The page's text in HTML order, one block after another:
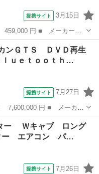
提携サイト 3月15日
グレード名： イージ
ル ＥＴＣ キーレス電動
ンＧＴＳ ＤＶＤ再生
ｕｅｔｏｏｔｈ…
提携サイト 7月27日
レード名： マカンＧＴ
ｔｏｏｔｈ接続 バック
ター Ｗキャブ ロング
ー エアコン パ…
提携サイト 7月26日